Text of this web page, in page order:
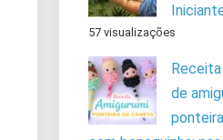
57 visualizações
de